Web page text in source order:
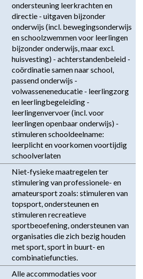
ondersteuning leerkrachten en
directie - uitgaven bijzonder
onderwijs (incl. bewegingsonderwijs
en schoolzwemmen voor leerlingen
bijzonder onderwijs, maar excl.
huisvesting) - achterstandenbeleid -
coördinatie samen naar school,
passend onderwijs -
volwasseneneducatie - leerlingzorg
en leerlingbegeleiding -
leerlingenvervoer (incl. voor
leerlingen openbaar onderwijs) -
stimuleren schooldeelname:
leerplicht en voorkomen voortijdig
schoolverlaten
Niet-fysieke maatregelen ter
stimulering van professionele- en
amateursport zoals: stimuleren van
topsport, ondersteunen en
stimuleren recreatieve
sportbeoefening, ondersteunen van
organisaties die zich bezig houden
met sport, sport in buurt- en
combinatiefuncties.
Alle accommodaties voor